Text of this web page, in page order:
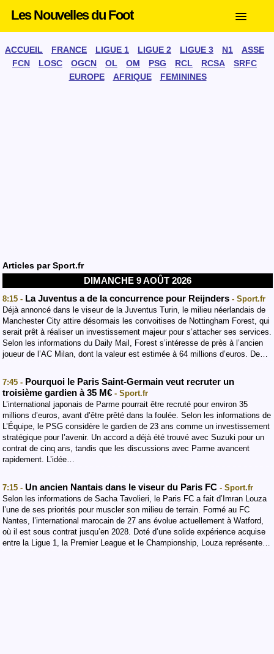
Les Nouvelles du Foot
ACCUEIL FRANCE LIGUE 1 LIGUE 2 LIGUE 3 N1
ASSE
FCN
LOSC OGCN OL OM PSG RCL RCSA
SRFC
EUROPE
AFRIQUE FEMININES
Articles parSport.fr
DIMANCHE 9 AOÛT 2026
8:15 - La Juventus a de la concurrence pour Reijnders - Sport.fr
Déjà annoncé dans le viseur de la Juventus Turin, le milieu néerlandais de
Manchester City attire désormais les convoitises de Nottingham Forest, qui
serait prêt à réaliser un investissement majeur pour s’attacher ses services.
Selon les informations du Daily Mail, Forest s’intéresse de près à l’ancien
joueur de l’AC Milan, dont la valeur est estimée à 64 millions d’euros. De…
7:45 - Pourquoi le Paris Saint-Germain veut recruter un
troisième gardien à 35 M€ - Sport.fr
L’international japonais de Parme pourrait être recruté pour environ 35
millions d’euros, avant d’être prêté dans la foulée. Selon les informations de
L’Équipe, le PSG considère le gardien de 23 ans comme un investissement
stratégique pour l’avenir. Un accord a déjà été trouvé avec Suzuki pour un
contrat de cinq ans, tandis que les discussions avec Parme avancent
rapidement. L’idée…
7:15 - Un ancien Nantais dans le viseur du Paris FC - Sport.fr
Selon les informations de Sacha Tavolieri, le Paris FC a fait d’Imran Louza
l’une de ses priorités pour muscler son milieu de terrain. Formé au FC
Nantes, l’international marocain de 27 ans évolue actuellement à Watford,
où il est sous contrat jusqu’en 2028. Doté d’une solide expérience acquise
entre la Ligue 1, la Premier League et le Championship, Louza représente…